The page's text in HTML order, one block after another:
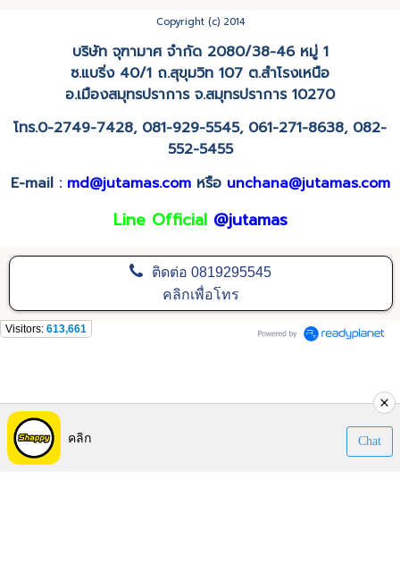
Copyright (c) 2014
บริษัท จุฑามาศ จำกัด 2080/38-46 หมู่ 1
ซ.แบริ่ง 40/1 ถ.สุขุมวิท 107 ต.สำโรงเหนือ
อ.เมืองสมุทรปราการ จ.สมุทรปราการ 10270
โทร.0-2749-7428, 081-929-5545, 061-271-8638, 082-
552-5455
E-mail : md@jutamas.com หรือ unchana@jutamas.com
Line Official @jutamas
ติดต่อ0819295545
คลิกเพื่อโทร
Visitors: 613,661
คลิก Chat